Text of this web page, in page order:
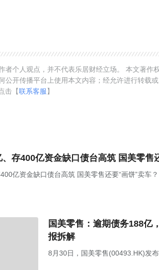
者个人观点，并不代表乐居财经立场。 本文著作
公开传播平台上使用本文内容；经允许进行转载
击【联系客服】
存400亿资金缺口债台高筑 国美零售
亿资金缺口债台高筑 国美零售还要“画饼”卖车？
国美零售：逾期债务188亿
报拆解
8月30日，国美零售(00493.HK)发